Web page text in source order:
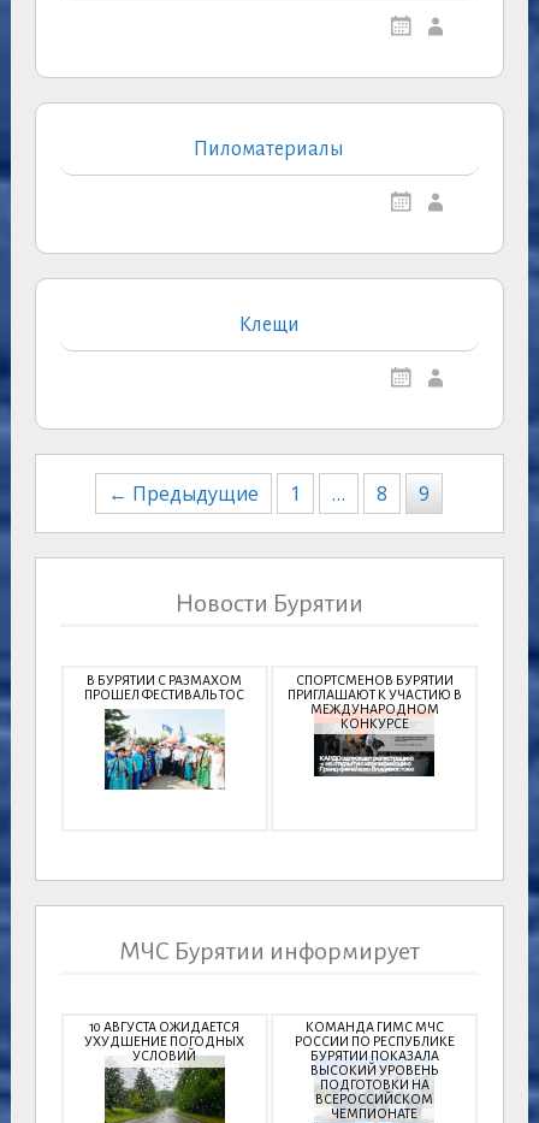
Пиломатериалы
Клещи
Навигация
← Предыдущие 1 … 8 9
Новости Бурятии
В БУРЯТИИ С РАЗМАХОМ
ПРОШЕЛ ФЕСТИВАЛЬ ТОС
СПОРТСМЕНОВ БУРЯТИИ
ПРИГЛАШАЮТ К УЧАСТИЮ В
МЕЖДУНАРОДНОМ
КОНКУРСЕ
МЧС Бурятии информирует
10 АВГУСТА ОЖИДАЕТСЯ
УХУДШЕНИЕ ПОГОДНЫХ
УСЛОВИЙ
КОМАНДА ГИМС МЧС
РОССИИ ПО РЕСПУБЛИКЕ
БУРЯТИИ ПОКАЗАЛА
ВЫСОКИЙ УРОВЕНЬ
ПОДГОТОВКИ НА
ВСЕРОССИЙСКОМ
ЧЕМПИОНАТЕ